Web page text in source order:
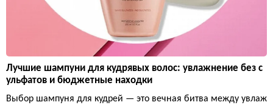
Лучшие шампуни для кудрявых волос: увлажнение без с
ульфатов и бюджетные находки
Выбор шампуня для кудрей — это вечная битва между увлаж